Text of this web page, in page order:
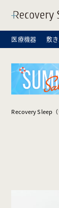
医療機器 敷
Recovery Sleep